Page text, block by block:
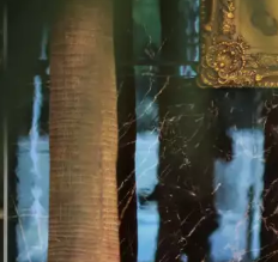
快速連結